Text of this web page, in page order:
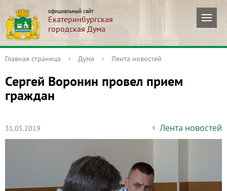
официальный сайт
Екатеринбургская
городская Дума
Главная страница › Дума › Лента новостей
Сергей Воронин провел прием
граждан
31.05.2019 Лента новостей